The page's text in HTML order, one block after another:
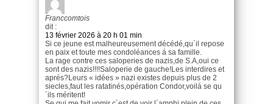
Franccomtois
dit :
13 février 2026 à 20 h 01 min
Si ce jeune est malheureusement décédé,qu´il repose
en paix et toute mes condoléances á sa famille.
La rage contre ces saloperies de nazis,de S.A,oui ce
sont des nazis!!!!Saloperie de gauche!Les interdires et
aprés?Leurs « idées » nazi existes depuis plus de 2
siecles,faut les ratatinés,opération Condor,voilá se qu
´ils méritent!